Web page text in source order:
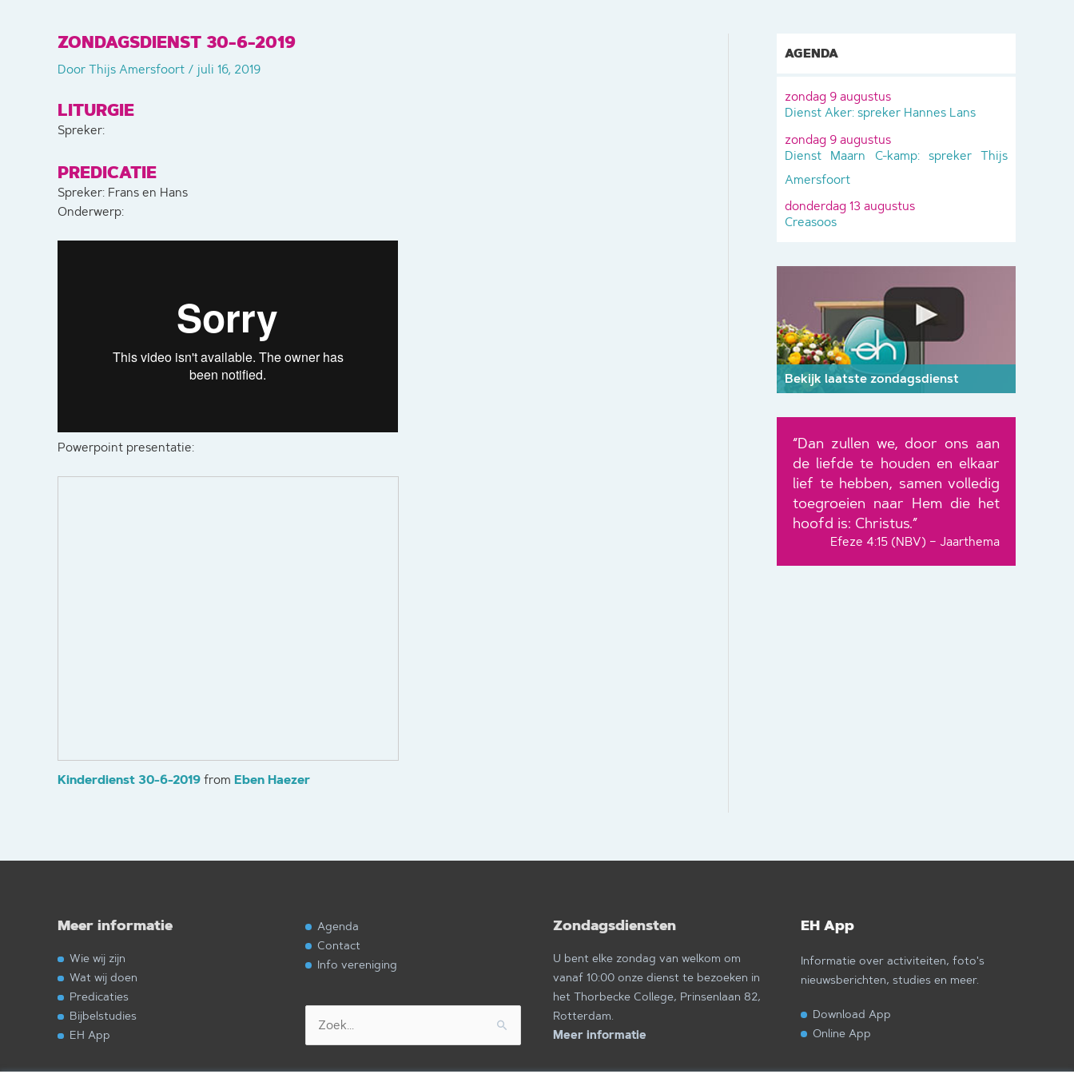
ZONDAGSDIENST 30-6-2019
DoorThijs Amersfoort / juli 16, 2019
LITURGIE
Spreker:
PREDICATIE
Spreker: Frans en Hans
Onderwerp:
Powerpoint presentatie:
Kinderdienst 30-6-2019from Eben Haezer
AGENDA
zondag 9 augustus
Dienst Aker: spreker Hannes Lans
zondag 9 augustus
Dienst Maarn C-kamp: spreker Thijs
Amersfoort
donderdag 13 augustus
Creasoos
Bekijk laatste zondagsdienst
“Dan zullen we, door ons aan
de liefde te houden en elkaar
lief te hebben, samen volledig
toegroeien naar Hem die het
hoofd is: Christus.”
Efeze 4:15 (NBV) – Jaarthema
Meer informatie
Wie wij zijn
Wat wij doen
Predicaties
Bijbelstudies
EH App
Agenda
Contact
Info vereniging
naar:
Zondagsdiensten
U bent elke zondag van welkom om
vanaf 10:00 onze dienst te bezoeken in
het Thorbecke College, Prinsenlaan 82,
Rotterdam.
Meer informatie
EH App
Informatie over activiteiten, foto's
nieuwsberichten, studies en meer.
Download App
Online App